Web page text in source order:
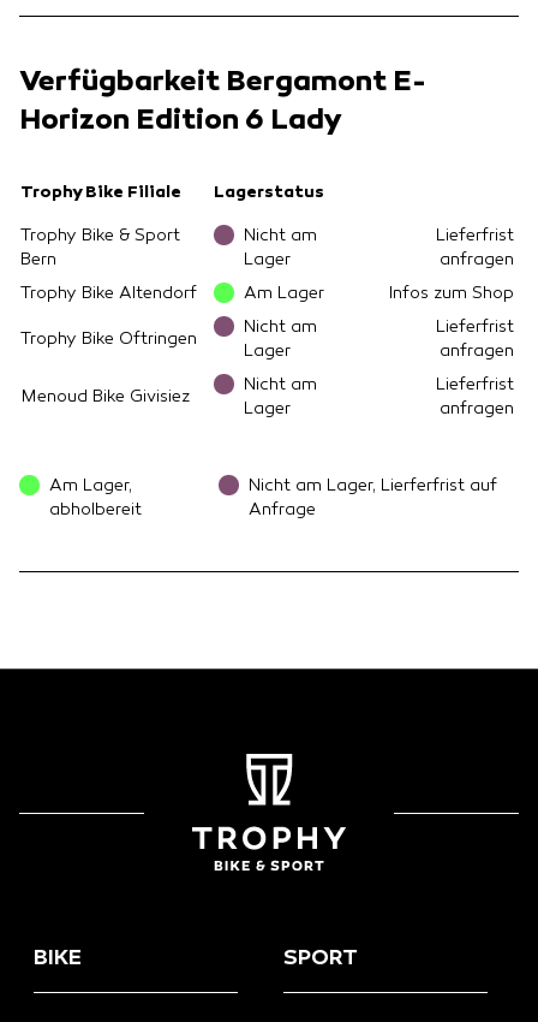
Verfügbarkeit Bergamont E-
Horizon Edition 6 Lady
Trophy Bike Filiale Lagerstatus
Trophy Bike & Sport
Bern
Nicht am
Lager
Lieferfrist
anfragen
Trophy Bike Altendorf
Am Lager Infos zum Shop
Trophy Bike Oftringen
Nicht am
Lager
Lieferfrist
anfragen
Menoud Bike Givisiez
Nicht am
Lager
Lieferfrist
anfragen
Am Lager,
abholbereit
Nicht am Lager, Lierferfrist auf
Anfrage
BIKE SPORT